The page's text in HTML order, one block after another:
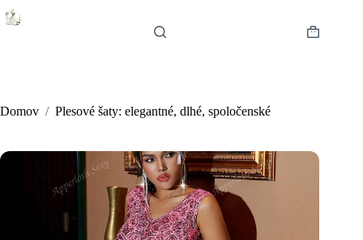
Skip
to
Shopping
Domov / Plesové šaty: elegantné, dlhé, spoločenské